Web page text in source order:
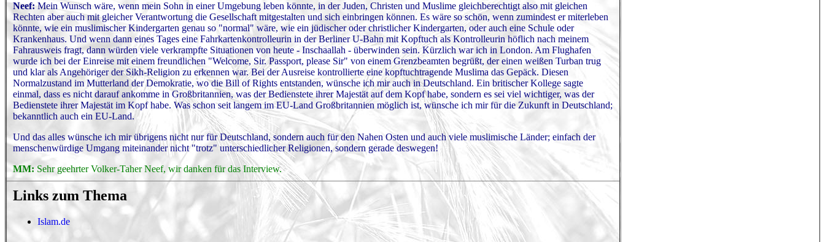
Neef: Mein Wunsch wäre, wenn mein Sohn in einer Umgebung leben könnte, in der Juden, Christen und Muslime gleichberechtigt also mit gleichen
Rechten aber auch mit gleicher Verantwortung die Gesellschaft mitgestalten und sich einbringen können. Es wäre so schön, wenn zumindest er miterleben
könnte, wie ein muslimischer Kindergarten genau so "normal" wäre, wie ein jüdischer oder christlicher Kindergarten, oder auch eine Schule oder
Krankenhaus. Und wenn dann eines Tages eine Fahrkartenkontrolleurin in der Berliner U-Bahn mit Kopftuch als Kontrolleurin höflich nach meinem
Fahrausweis fragt, dann würden viele verkrampfte Situationen von heute - Inschaallah - überwinden sein. Kürzlich war ich in London. Am Flughafen
wurde ich bei der Einreise mit einem freundlichen "Welcome, Sir. Passport, please Sir" von einem Grenzbeamten begrüßt, der einen weißen Turban trug
und klar als Angehöriger der Sikh-Religion zu erkennen war. Bei der Ausreise kontrollierte eine kopftuchtragende Muslima das Gepäck. Diesen
Normalzustand im Mutterland der Demokratie, wo die Bill of Rights entstanden, wünsche ich mir auch in Deutschland. Ein britischer Kollege sagte
einmal, dass es nicht darauf ankomme in Großbritannien, was der Bedienstete ihrer Majestät auf dem Kopf habe, sondern es sei viel wichtiger, was der
Bedienstete ihrer Majestät im Kopf habe. Was schon seit langem im EU-Land Großbritannien möglich ist, wünsche ich mir für die Zukunft in Deutschland;
bekanntlich auch ein EU-Land.
Und das alles wünsche ich mir übrigens nicht nur für Deutschland, sondern auch für den Nahen Osten und auch viele muslimische Länder; einfach der
menschenwürdige Umgang miteinander nicht "trotz" unterschiedlicher Religionen, sondern gerade deswegen!
MM: Sehr geehrter Volker-Taher Neef, wir danken für das Interview.
Links zum Thema
Islam.de